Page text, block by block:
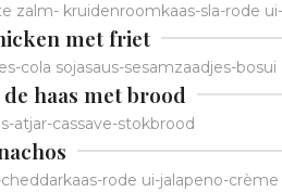
zalm- kruidenroomkaas-sla-rode
met friet
cola sojasaus-sesamzaadjes-bosui
de haas met brood
atjar-cassave-stokbrood
rode ui-jalapeno-crème